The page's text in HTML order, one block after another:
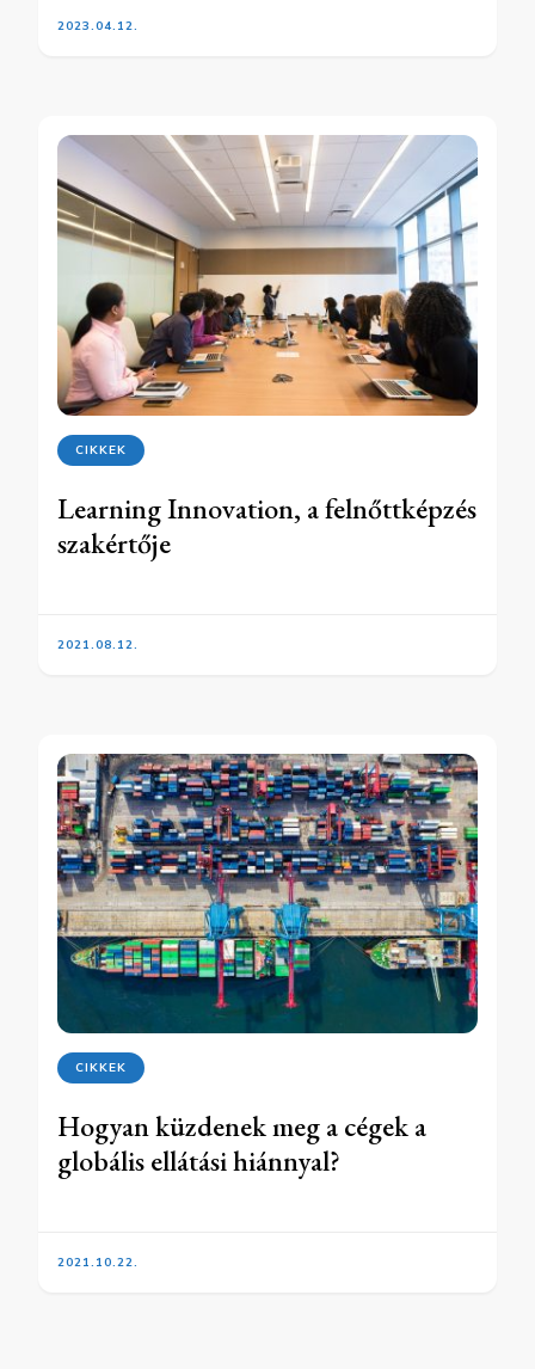
2023.04.12.
CIKKEK
Learning Innovation, a felnőttképzés
szakértője
2021.08.12.
CIKKEK
Hogyan küzdenek meg a cégek a
globális ellátási hiánnyal?
2021.10.22.